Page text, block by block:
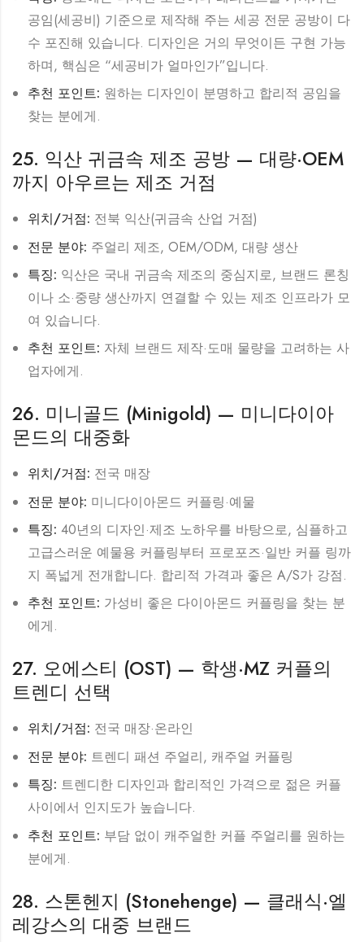
공임(세공비) 기준으로 제작해 주는 세공 전문 공방이 다
수 포진해 있습니다. 디자인은 거의 무엇이든 구현 가능
하며, 핵심은 “세공비가 얼마인가”입니다.
추천 포인트: 원하는 디자인이 분명하고 합리적 공임을
찾는 분에게.
25. 익산 귀금속 제조 공방 — 대량·OEM
까지 아우르는 제조 거점
위치/거점: 전북 익산(귀금속 산업 거점)
전문 분야: 주얼리 제조, OEM/ODM, 대량 생산
특징: 익산은 국내 귀금속 제조의 중심지로, 브랜드 론칭
이나 소·중량 생산까지 연결할 수 있는 제조 인프라가 모
여 있습니다.
추천 포인트: 자체 브랜드 제작·도매 물량을 고려하는 사
업자에게.
26. 미니골드 (Minigold) — 미니다이아
몬드의 대중화
위치/거점: 전국 매장
전문 분야: 미니다이아몬드 커플링·예물
특징: 40년의 디자인·제조 노하우를 바탕으로, 심플하고
고급스러운 예물용 커플링부터 프로포즈·일반 커플 링까
지 폭넓게 전개합니다. 합리적 가격과 좋은 A/S가 강점.
추천 포인트: 가성비 좋은 다이아몬드 커플링을 찾는 분
에게.
27. 오에스티 (OST) — 학생·MZ 커플의
트렌디 선택
위치/거점: 전국 매장·온라인
전문 분야: 트렌디 패션 주얼리, 캐주얼 커플링
특징: 트렌디한 디자인과 합리적인 가격으로 젊은 커플
사이에서 인지도가 높습니다.
추천 포인트: 부담 없이 캐주얼한 커플 주얼리를 원하는
분에게.
28. 스톤헨지 (Stonehenge) — 클래식·엘
레강스의 대중 브랜드